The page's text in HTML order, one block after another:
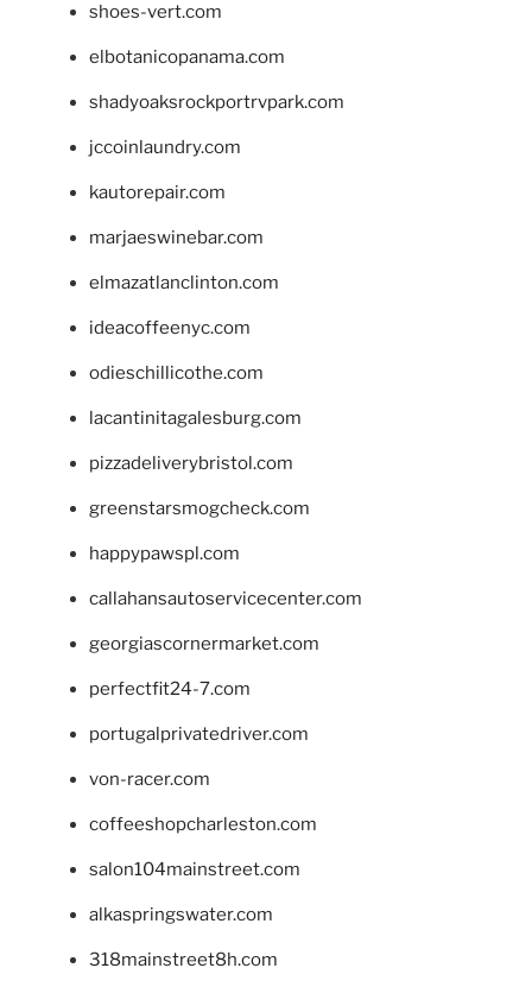
shoes-vert.com
elbotanicopanama.com
shadyoaksrockportrvpark.com
jccoinlaundry.com
kautorepair.com
marjaeswinebar.com
elmazatlanclinton.com
ideacoffeenyc.com
odieschillicothe.com
lacantinitagalesburg.com
pizzadeliverybristol.com
greenstarsmogcheck.com
happypawspl.com
callahansautoservicecenter.com
georgiascornermarket.com
perfectfit24-7.com
portugalprivatedriver.com
von-racer.com
coffeeshopcharleston.com
salon104mainstreet.com
alkaspringswater.com
318mainstreet8h.com